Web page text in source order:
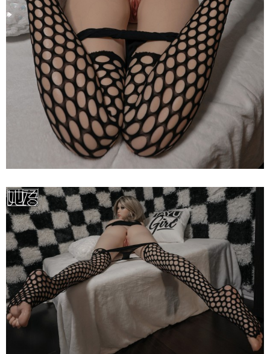
Búp
Bê
Tình
Dục
Nhật
Bản
Tayu
Katniss
Ver
2
150cm